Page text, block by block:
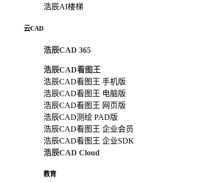
浩辰AI楼梯
云CAD
浩辰CAD 365
浩辰CAD看图王
浩辰CAD看图王 手机版
浩辰CAD看图王 电脑版
浩辰CAD看图王 网页版
浩辰CAD测绘 PAD版
浩辰CAD看图王 企业会员
浩辰CAD看图王 企业SDK
浩辰CAD Cloud
教育